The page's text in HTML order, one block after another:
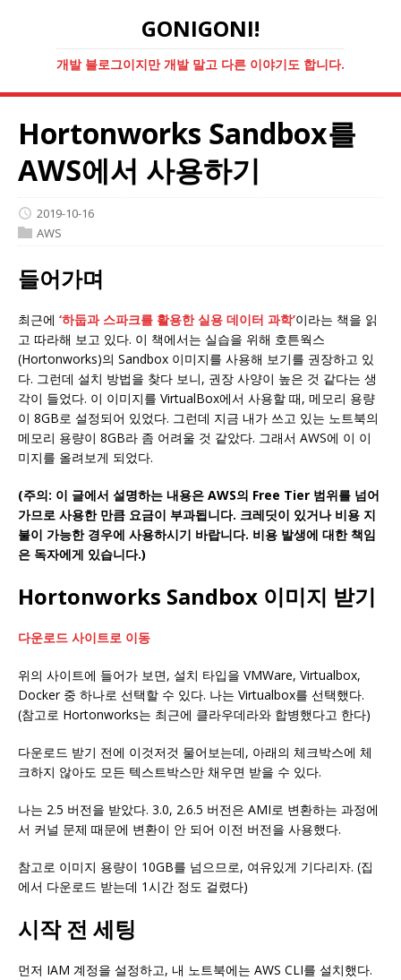
GONIGONI!
개발 블로그이지만 개발 말고 다른 이야기도 합니다.
Hortonworks Sandbox를
AWS에서 사용하기
2019-10-16
AWS
들어가며
최근에 ‘하둡과 스파크를 활용한 실용 데이터 과학’이라는 책을 읽
고 따라해 보고 있다. 이 책에서는 실습을 위해 호튼웍스
(Hortonworks)의 Sandbox 이미지를 사용해 보기를 권장하고 있
다. 그런데 설치 방법을 찾다 보니, 권장 사양이 높은 것 같다는 생
각이 들었다. 이 이미지를 VirtualBox에서 사용할 때, 메모리 용량
이 8GB로 설정되어 있었다. 그런데 지금 내가 쓰고 있는 노트북의
메모리 용량이 8GB라 좀 어려울 것 같았다. 그래서 AWS에 이 이
미지를 올려보게 되었다.
(주의: 이 글에서 설명하는 내용은 AWS의 Free Tier 범위를 넘어
가므로 사용한 만큼 요금이 부과됩니다. 크레딧이 있거나 비용 지
불이 가능한 경우에 사용하시기 바랍니다. 비용 발생에 대한 책임
은 독자에게 있습니다.)
Hortonworks Sandbox 이미지 받기
다운로드 사이트로 이동
위의 사이트에 들어가 보면, 설치 타입을 VMWare, Virtualbox,
Docker 중 하나로 선택할 수 있다. 나는 Virtualbox를 선택했다.
(참고로 Hortonworks는 최근에 클라우데라와 합병했다고 한다)
다운로드 받기 전에 이것저것 물어보는데, 아래의 체크박스에 체
크하지 않아도 모든 텍스트박스만 채우면 받을 수 있다.
나는 2.5 버전을 받았다. 3.0, 2.6.5 버전은 AMI로 변환하는 과정에
서 커널 문제 때문에 변환이 안 되어 이전 버전을 사용했다.
참고로 이미지 용량이 10GB를 넘으므로, 여유있게 기다리자. (집
에서 다운로드 받는데 1시간 정도 걸렸다)
시작 전 세팅
먼저 IAM 계정을 설정하고, 내 노트북에는 AWS CLI를 설치했다.